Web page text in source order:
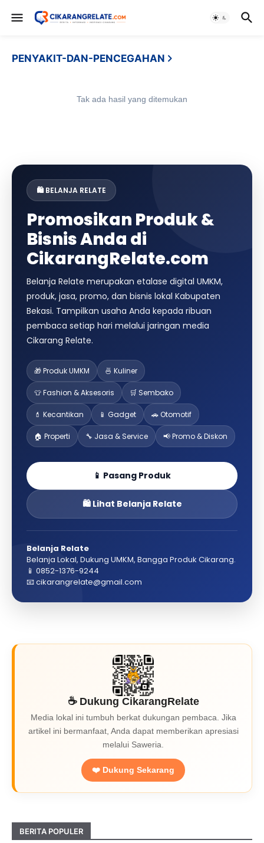
PENYAKIT-DAN-PENCEGAHAN
Tak ada hasil yang ditemukan
🛍️ BELANJA RELATE
Promosikan Produk &
Bisnis Anda di
CikarangRelate.com
Belanja Relate merupakan etalase digital UMKM,
produk, jasa, promo, dan bisnis lokal Kabupaten
Bekasi. Tampilkan usaha Anda kepada ribuan
pembaca setiap hari melalui jaringan media
Cikarang Relate.
🎁 Produk UMKM 🍜 Kuliner
👕 Fashion & Aksesoris 🛒 Sembako
💄 Kecantikan 📱 Gadget 🚗 Otomotif
🏠 Properti 🔧 Jasa & Service 📢 Promo & Diskon
📱 Pasang Produk
🛍️ Lihat Belanja Relate
Belanja Relate
Belanja Lokal, Dukung UMKM, Bangga Produk Cikarang.
📱 0852-1376-9244
📧 cikarangrelate@gmail.com
☕ Dukung CikarangRelate
Media lokal ini tumbuh berkat dukungan pembaca. Jika
artikel ini bermanfaat, Anda dapat memberikan apresiasi
melalui Saweria.
❤️ Dukung Sekarang
BERITA POPULER